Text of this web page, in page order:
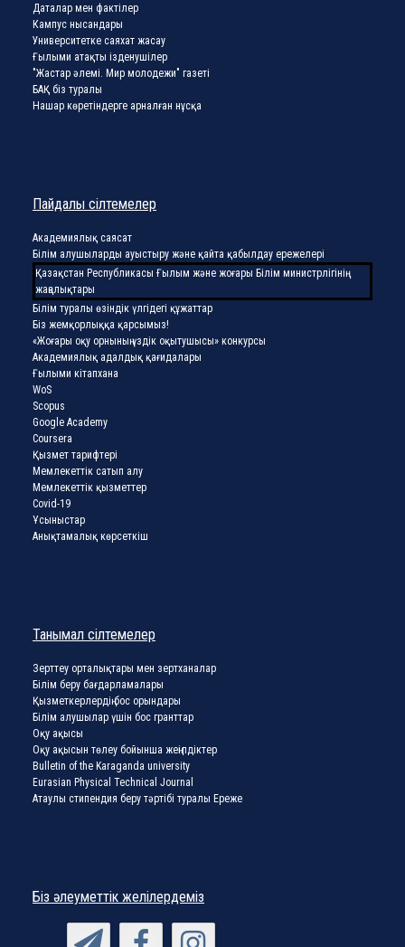
Даталар мен фактілер
Кампус нысандары
Университетке саяхат жасау
Ғылыми атақты ізденушілер
"Жастар әлемі. Мир молодежи" газеті
БАҚ біз туралы
Нашар көретіндерге арналған нұсқа
Пайдалы сілтемелер
Академиялық саясат
Білім алушыларды ауыстыру және қайта қабылдау ережелері
Қазақстан Республикасы Ғылым және жоғары Білім министрлігінің
жаңалықтары
Білім туралы өзіндік үлгідегі құжаттар
Біз жемқорлыққа қарсымыз!
«Жоғары оқу орнының үздік оқытушысы» конкурсы
Академиялық адалдық қағидалары
Ғылыми кітапхана
WoS
Scopus
Google Academy
Coursera
Қызмет тарифтері
Мемлекеттік сатып алу
Мемлекеттік қызметтер
Covid-19
Ұсыныстар
Анықтамалық көрсеткіш
Танымал сілтемелер
Зерттеу орталықтары мен зертханалар
Білім беру бағдарламалары
Қызметкерлердің бос орындары
Білім алушылар үшін бос гранттар
Оқу ақысы
Оқу ақысын төлеу бойынша жеңілдіктер
Bulletin of the Karaganda university
Eurasian Physical Technical Journal
Атаулы стипендия беру тәртібі туралы Ереже
Біз әлеуметтік желілердеміз